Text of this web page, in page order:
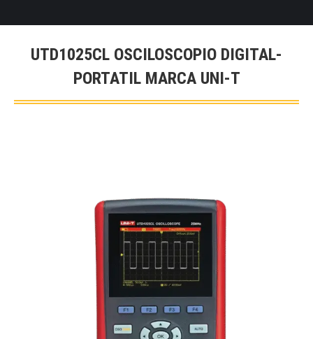
UTD1025CL OSCILOSCOPIO DIGITAL-
PORTATIL MARCA UNI-T